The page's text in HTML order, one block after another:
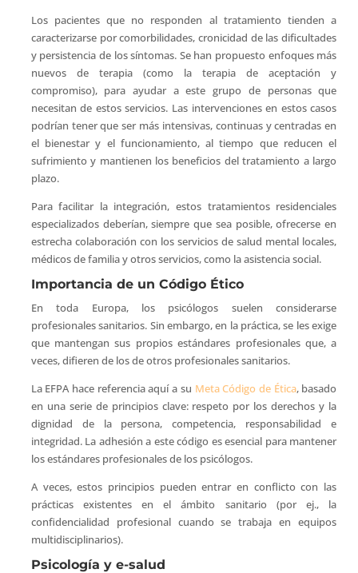
Los pacientes que no responden al tratamiento tienden a
caracterizarse por comorbilidades, cronicidad de las dificultades
y persistencia de los síntomas. Se han propuesto enfoques más
nuevos de terapia (como la terapia de aceptación y
compromiso), para ayudar a este grupo de personas que
necesitan de estos servicios. Las intervenciones en estos casos
podrían tener que ser más intensivas, continuas y centradas en
el bienestar y el funcionamiento, al tiempo que reducen el
sufrimiento y mantienen los beneficios del tratamiento a largo
plazo.
Para facilitar la integración, estos tratamientos residenciales
especializados deberían, siempre que sea posible, ofrecerse en
estrecha colaboración con los servicios de salud mental locales,
médicos de familia y otros servicios, como la asistencia social.
Importancia de un Código Ético
En toda Europa, los psicólogos suelen considerarse
profesionales sanitarios. Sin embargo, en la práctica, se les exige
que mantengan sus propios estándares profesionales que, a
veces, difieren de los de otros profesionales sanitarios.
La EFPA hace referencia aquí a su Meta Código de Ética, basado
en una serie de principios clave: respeto por los derechos y la
dignidad de la persona, competencia, responsabilidad e
integridad. La adhesión a este código es esencial para mantener
los estándares profesionales de los psicólogos.
A veces, estos principios pueden entrar en conflicto con las
prácticas existentes en el ámbito sanitario (por ej., la
confidencialidad profesional cuando se trabaja en equipos
multidisciplinarios).
Psicología y e-salud